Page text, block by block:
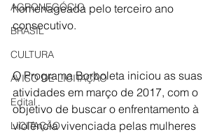
AGRONEGÓCIO
BRASIL
CULTURA
AVISO DE LICITAÇÃO
Edital
LICITAÇÃO
homenageada pelo terceiro ano
consecutivo.
O Programa Borboleta iniciou as suas
atividades em março de 2017, com o
objetivo de buscar o enfrentamento à
violência vivenciada pelas mulheres